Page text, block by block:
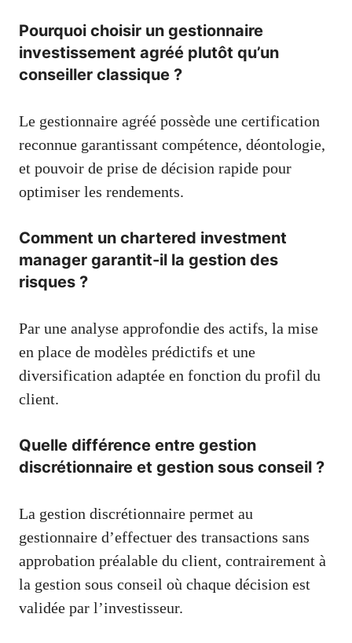
Pourquoi choisir un gestionnaire
investissement agréé plutôt qu’un
conseiller classique ?
Le gestionnaire agréé possède une certification
reconnue garantissant compétence, déontologie,
et pouvoir de prise de décision rapide pour
optimiser les rendements.
Comment un chartered investment
manager garantit-il la gestion des
risques ?
Par une analyse approfondie des actifs, la mise
en place de modèles prédictifs et une
diversification adaptée en fonction du profil du
client.
Quelle différence entre gestion
discrétionnaire et gestion sous conseil ?
La gestion discrétionnaire permet au
gestionnaire d’effectuer des transactions sans
approbation préalable du client, contrairement à
la gestion sous conseil où chaque décision est
validée par l’investisseur.